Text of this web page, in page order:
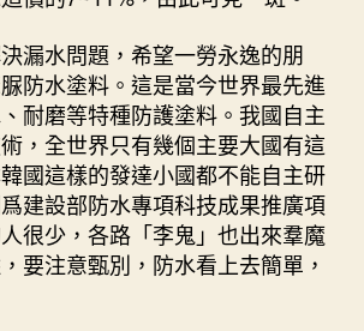
漏水問題，希望一勞永逸的朋
防水塗料。這是當今世界最先進
耐磨等特種防護塗料。我國自主
，全世界只有幾個主要大國有這
國這樣的發達小國都不能自主研
建設部防水專項科技成果推廣項
很少，各路「李鬼」也出來羣魔
要注意甄別，防水看上去簡單，